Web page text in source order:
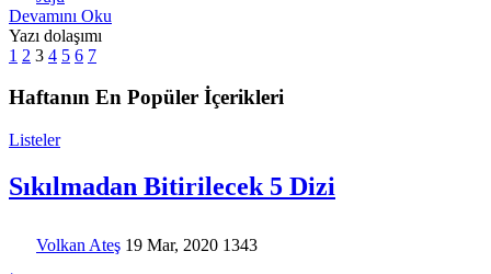
Devamını Oku
Yazı dolaşımı
1 2 3 4 5 6 7
Haftanın En Popüler İçerikleri
Listeler
Sıkılmadan Bitirilecek 5 Dizi
Volkan Ateş 19 Mar, 2020 1343